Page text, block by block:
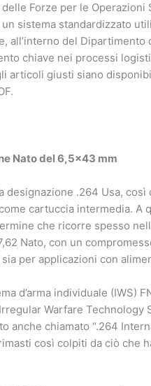
Forze per le
sistema standardizzato
all’interno del
chiave nei processi
articoli giusti siano
Nato del 6,5×43 mm
.264 Usa, così
cartuccia intermedia. A
che ricorre spesso
Nato, con un
per applicazioni con
d’arma individuale (IWS)
Warfare
anche chiamato “.264
così colpiti da ciò che